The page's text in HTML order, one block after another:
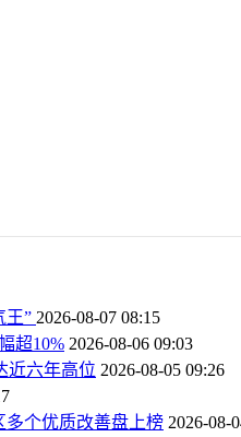
王” 2026-08-07 08:15
超10% 2026-08-06 09:03
近六年高位 2026-08-05 09:26
多个优质改善盘上榜 2026-08-